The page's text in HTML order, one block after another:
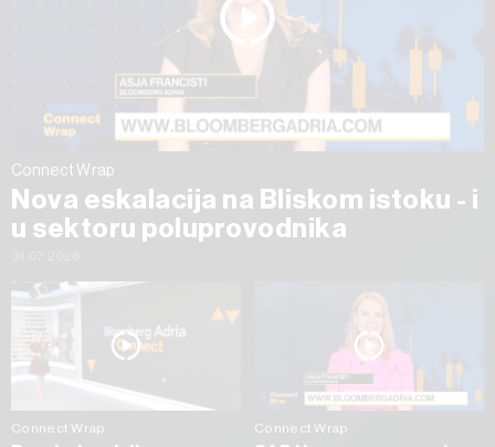
Connect Wrap
Nova eskalacija na Bliskom istoku - i
u sektoru poluprovodnika
Connect Wrap Connect Wrap